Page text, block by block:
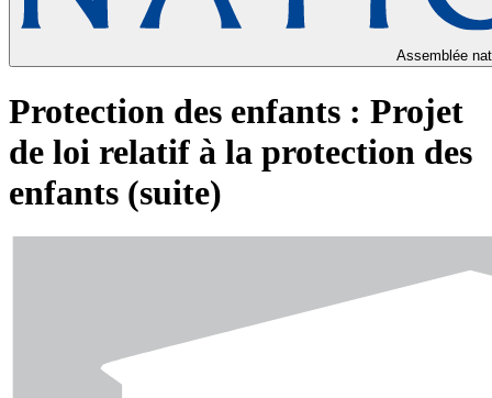
Assemblée
Protection des enfants : Projet
de loi relatif à la protection des
enfants (suite)